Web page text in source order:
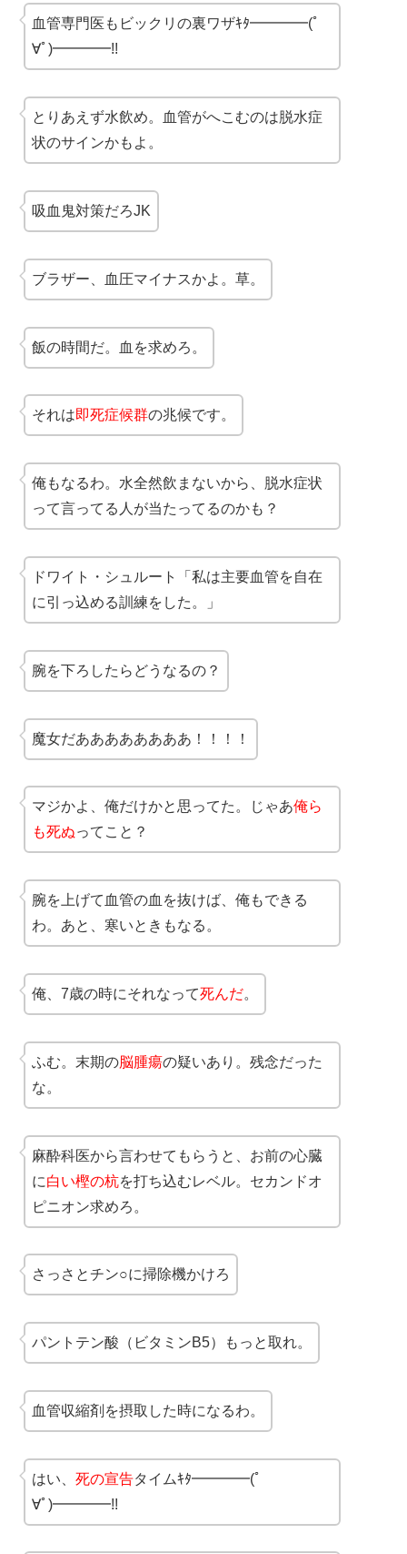
血管専門医もビックリの裏ワザｷﾀ━━━━(ﾟ
∀ﾟ)━━━━!!
とりあえず水飲め。血管がへこむのは脱水症
状のサインかもよ。
吸血鬼対策だろJK
ブラザー、血圧マイナスかよ。草。
飯の時間だ。血を求めろ。
それは即死症候群の兆候です。
俺もなるわ。水全然飲まないから、脱水症状
って言ってる人が当たってるのかも？
ドワイト・シュルート「私は主要血管を自在
に引っ込める訓練をした。」
腕を下ろしたらどうなるの？
魔女だああああああああ！！！！
マジかよ、俺だけかと思ってた。じゃあ俺ら
も死ぬってこと？
腕を上げて血管の血を抜けば、俺もできる
わ。あと、寒いときもなる。
俺、7歳の時にそれなって死んだ。
ふむ。末期の脳腫瘍の疑いあり。残念だった
な。
麻酔科医から言わせてもらうと、お前の心臓
に白い樫の杭を打ち込むレベル。セカンドオ
ピニオン求めろ。
さっさとチン○に掃除機かけろ
パントテン酸（ビタミンB5）もっと取れ。
血管収縮剤を摂取した時になるわ。
はい、 死の宣告タイムｷﾀ━━━━(ﾟ
∀ﾟ)━━━━!!